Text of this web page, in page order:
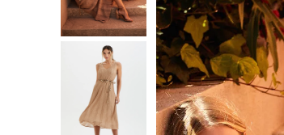
7º
couro
calça jeans
saia
jeans